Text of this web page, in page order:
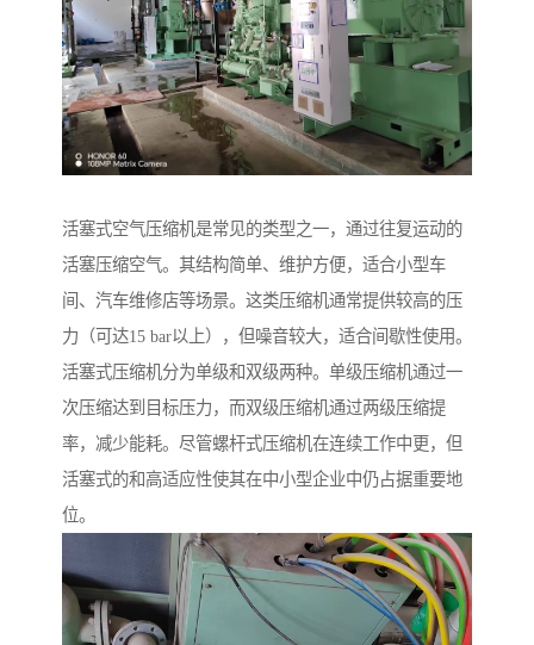
活塞式空气压缩机是常见的类型之一，通过往复运动的
活塞压缩空气。其结构简单、维护方便，适合小型车
间、汽车维修店等场景。这类压缩机通常提供较高的压
力（可达15 bar以上），但噪音较大，适合间歇性使用。
活塞式压缩机分为单级和双级两种。单级压缩机通过一
次压缩达到目标压力，而双级压缩机通过两级压缩提
率，减少能耗。尽管螺杆式压缩机在连续工作中更，但
活塞式的和高适应性使其在中小型企业中仍占据重要地
位。